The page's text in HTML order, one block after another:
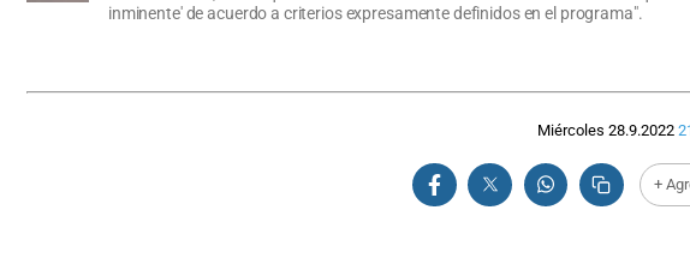
inminente' de acuerdo a criterios expresamente definidos en el programa".
Miércoles 28.9.2022
+